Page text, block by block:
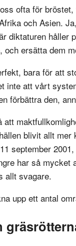
ofta för
och Asien.
diktaturen håller
och ersätta dem
bara för att
inte att vårt
förbättra den,
att
blivit allt
september
har så
allt svagare.
upp ett antal